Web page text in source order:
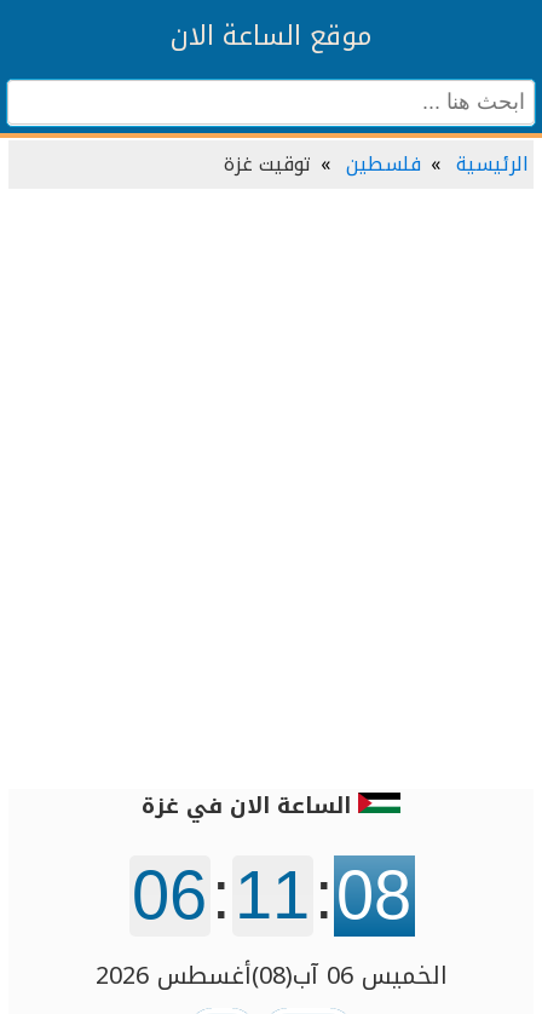
موقع الساعة الان
الرئيسية فلسطين توقيت غزة
الساعة الان في غزة
06:11:08
الخميس 06 آب(08)أغسطس 2026